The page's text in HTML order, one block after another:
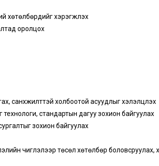
хэрэгжүүлэх
оролцох
санхүүжилттэй холбоотой асуудлыг хэлэлцүүлэх
технологи, стандартын дагуу зохион байгуулах
зохион байгуулах
чиглэлээр төсөл хөтөлбөр боловсруулах,